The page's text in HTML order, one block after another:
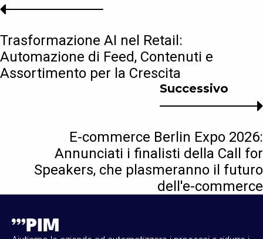
Successivo
E-commerce Berlin Expo 2026:
Annunciati i finalisti della Call for
Speakers, che plasmeranno il futuro
dell'e-commerce
Trasformazione AI nel Retail:
Automazione di Feed, Contenuti e
Assortimento per la Crescita